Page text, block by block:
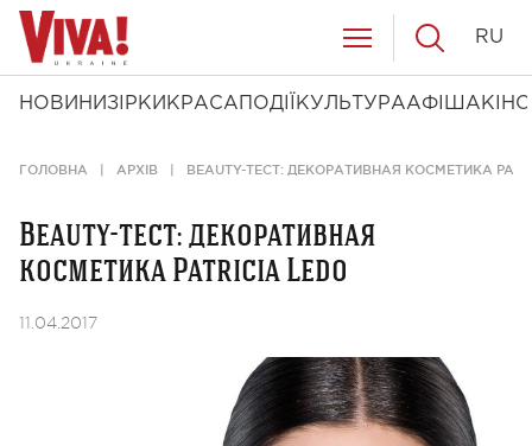
НОВИНИ ЗІРКИ КРАСА ПОДІЇ КУЛЬТУРААФІША КІНО
RU
ГОЛОВНА АРХІВ BEAUTY-ТЕСТ: ДЕКОРАТИВНАЯ КОСМЕТИКА
Beauty-тест: декоративная
косметика Patricia Ledo
11.04.2017